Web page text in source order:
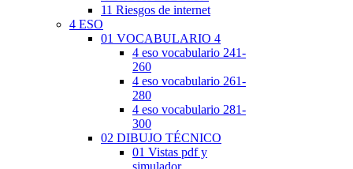
11 Riesgos de internet
4 ESO
01 VOCABULARIO 4
4 eso vocabulario 241-
260
4 eso vocabulario 261-
280
4 eso vocabulario 281-
300
02 DIBUJO TÉCNICO
01 Vistas pdf y
simulador